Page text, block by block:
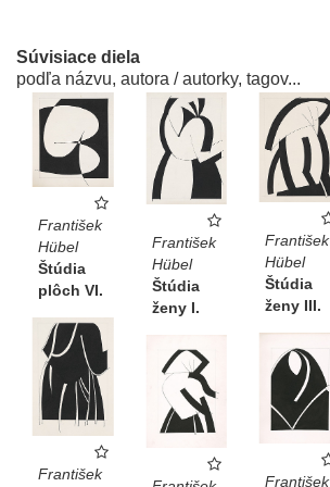
Súvisiace diela
podľa názvu, autora / autorky, tagov...
František
Hübel
Štúdia
plôch VI.
František
Hübel
Štúdia
ženy I.
František
Hübel
Štúdia
ženy III.
František František